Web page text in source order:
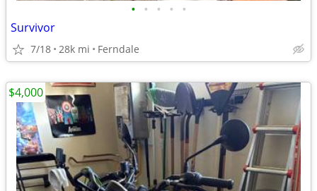
• • • • •
Survivor
7/18 28k mi Ferndale
$4,000